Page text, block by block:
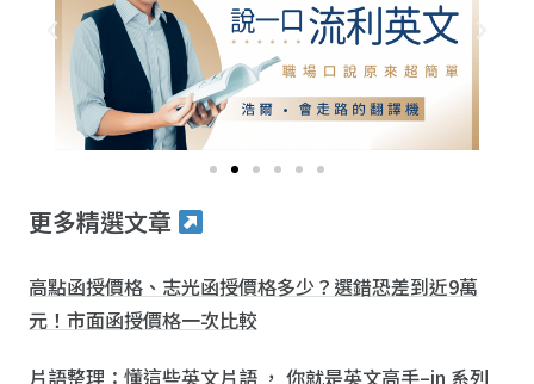
更多精選文章
高點函授價格、志光函授價格多少？選錯恐差到近9萬
元！市面函授價格一次比較
片語整理：懂這些英文片語 ， 你就是英文高手–in 系列